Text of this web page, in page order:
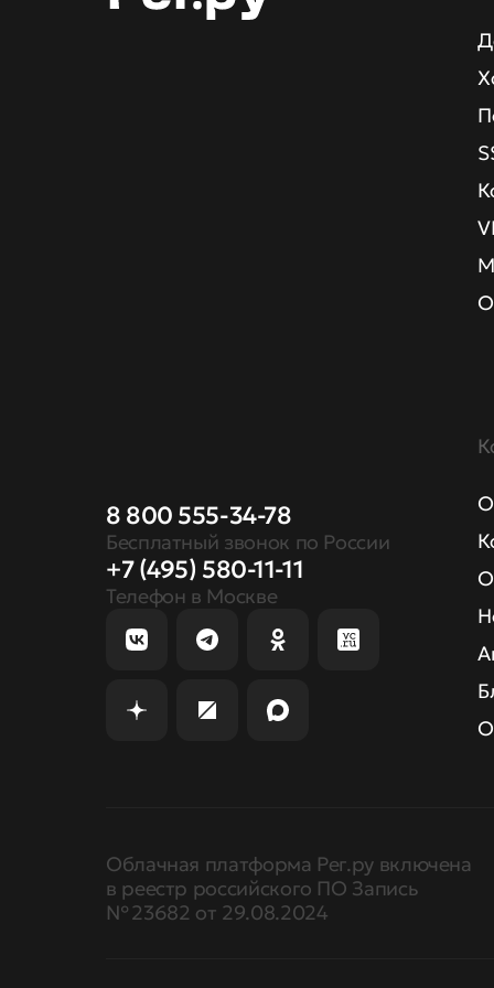
8 800 555-34-78
Бесплатный звонок по России
+7 (495) 580-11-11
Телефон в Москве
Облачная платформа Рег.ру включена
в реестр российского ПО Запись
№ 23682 от 29.08.2024